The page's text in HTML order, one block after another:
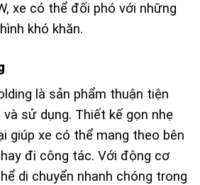
xe có thể đối phó với những
khó khăn.
là sản phẩm thuận tiện
sử dụng. Thiết kế gọn nhẹ
giúp xe có thể mang theo bên
đi công tác. Với động cơ
di chuyển nhanh chóng trong